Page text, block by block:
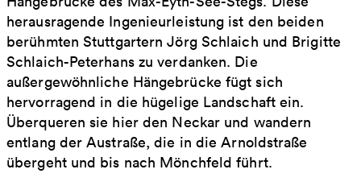
herausragende Ingenieurleistung ist den beiden
berühmten Stuttgartern Jörg Schlaich und Brigitte
Schlaich-Peterhans zu verdanken. Die
außergewöhnliche Hängebrücke fügt sich
hervorragend in die hügelige Landschaft ein.
Überqueren sie hier den Neckar und wandern
entlang der Austraße, die in die Arnoldstraße
übergeht und bis nach Mönchfeld führt.